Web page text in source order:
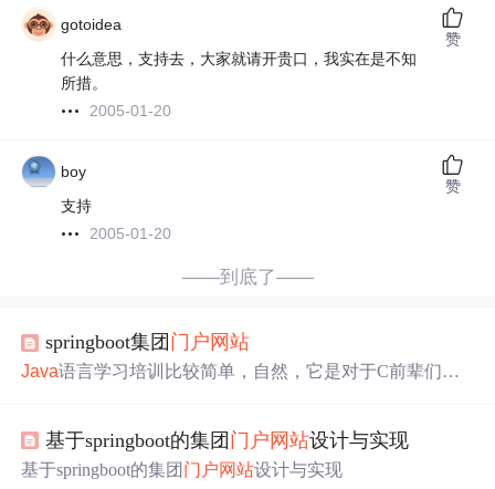
gotoidea
什么意思，支持去，大家就请开贵口，我实在是不知
所措。
2005-01-20
赞
boy
支持
2005-01-20
赞
——到底了——
springboot集团 门户网站
Java语言学习培训比较简单，自然，它是对于C前辈们的
维数组以及各种对象，也使Java 处理一些对象的引入和回
收利用，让开发者只需建立对象，应用对象，编写代码逻
基于springboot的集团 门户网站设计与实现
基于springboot的集团 门户网站设计与实现